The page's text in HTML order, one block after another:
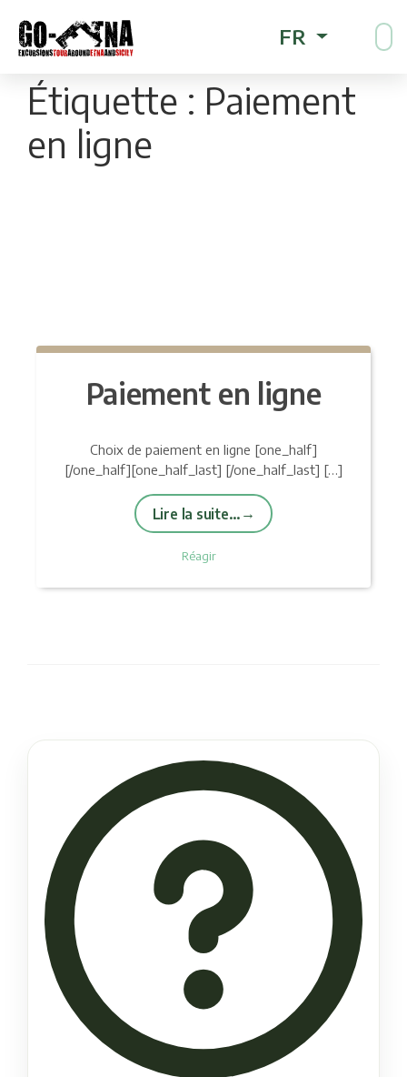
FR
Étiquette : Paiement
en ligne
Paiement en ligne
Choix de paiement en ligne [one_half]
[/one_half][one_half_last] [/one_half_last] […]
Lire la suite…
Réagir